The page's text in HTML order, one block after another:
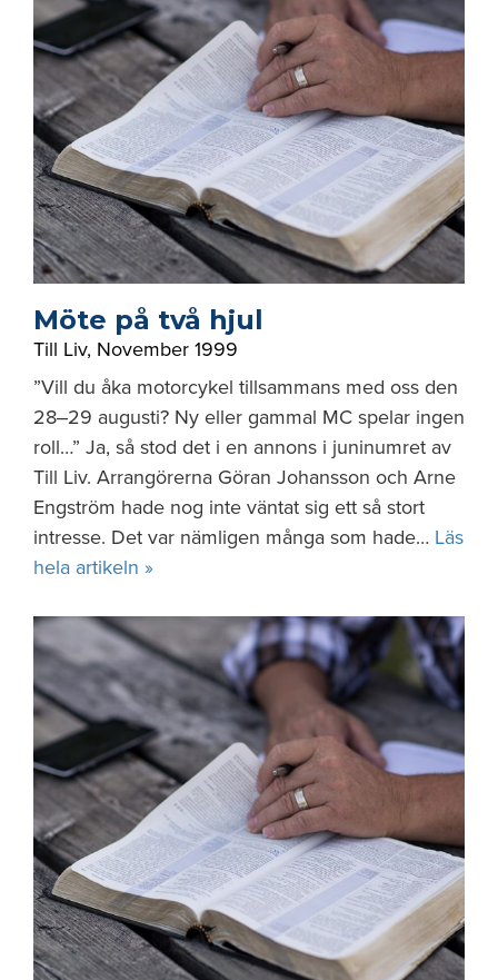
Möte på två hjul
Till Liv, November 1999
”Vill du åka motorcykel tillsammans med oss den
28‒29 augusti? Ny eller gammal MC spelar ingen
roll…” Ja, så stod det i en annons i juninumret av
Till Liv. Arrangörerna Göran Johansson och Arne
Engström hade nog inte väntat sig ett så stort
intresse. Det var nämligen många som hade… Läs
hela artikeln »